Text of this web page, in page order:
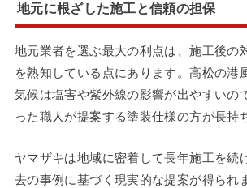
地元に根ざした施工と信頼の担保
地元業者を選ぶ最大の利点は、施工後の
を熟知している点にあります。高松の港
気候は塩害や紫外線の影響が出やすいの
った職人が提案する塗装仕様の方が長持
ヤマザキは地域に密着して長年施工を続
去の事例に基づく現実的な提案が得られ